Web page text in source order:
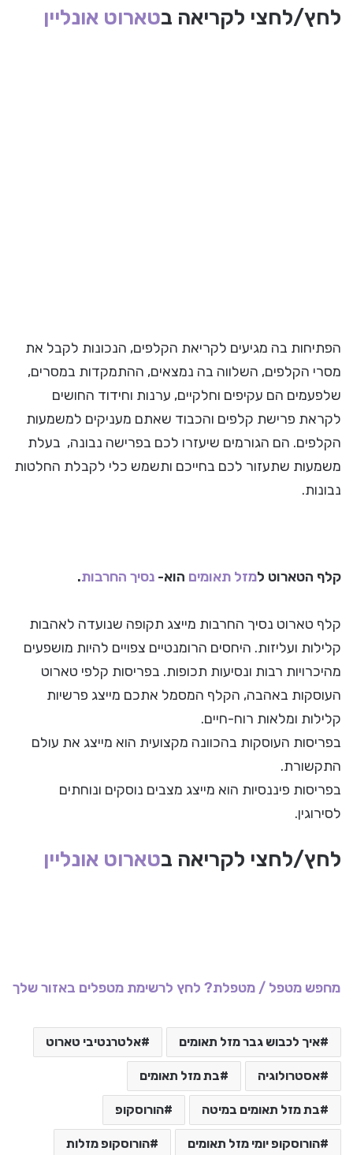
לחץ/לחצי לקריאה בטארוט אונליין
הפתיחות בה מגיעים לקריאת הקלפים, הנכונות לקבל את
מסרי הקלפים, השלווה בה נמצאים, ההתמקדות במסרים,
שלפעמים הם עקיפים וחלקיים, ערנות וחידוד החושים
לקראת פרישת קלפים והכבוד שאתם מעניקים למשמעות
הקלפים. הם הגורמים שיעזרו לכם בפרישה נבונה, בעלת
משמעות שתעזור לכם בחייכם ותשמש כלי לקבלת החלטות
נבונות.
קלף הטארוט למזל תאומים הוא- נסיך החרבות.
קלף טארוט נסיך החרבות מייצג תקופה שנועדה לאהבות
קלילות ועליזות. היחסים הרומנטיים צפויים להיות מושפעים
מהיכרויות רבות ונסיעות תכופות. בפריסות קלפי טארוט
העוסקות באהבה, הקלף המסמל אתכם מייצג פרשיות
קלילות ומלאות רוח-חיים.
בפריסות העוסקות בהכוונה מקצועית הוא מייצג את עולם
התקשורת.
בפריסות פיננסיות הוא מייצג מצבים נוסקים ונוחתים
לסירוגין.
לחץ/לחצי לקריאה בטארוט אונליין
מחפש מטפל / מטפלת? לחץ לרשימת מטפלים באזור שלך
איך לכבוש גבר מזל תאומים אלטרנטיבי טארוט
אסטרולוגיה בת מזל תאומים
בת מזל תאומים במיטה הורוסקופ
הורוסקופ יומי מזל תאומים הורוסקופ מזלות